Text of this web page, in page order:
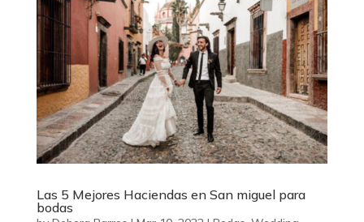
Las 5 Mejores Haciendas en San miguel para
bodas